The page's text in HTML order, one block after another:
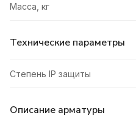
Масса, кг
Технические параметры
Степень IP защиты
Описание арматуры